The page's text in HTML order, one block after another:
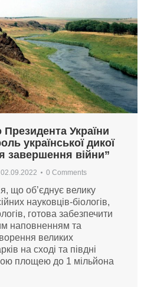
України
української дикої
завершення війни”
02.09.2022 0 Comments
що об’єднує велику
науковців-біологів,
готова забезпечити
наповненням та
великих
на сході та півдні
площею до 1 мільйона